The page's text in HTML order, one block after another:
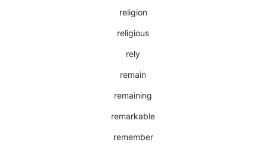
religion
religious
rely
remain
remaining
remarkable
remember